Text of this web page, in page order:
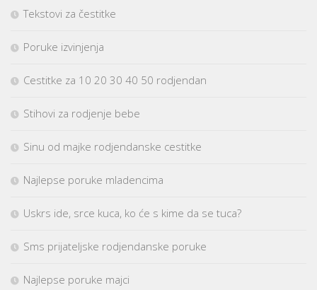
Tekstovi za čestitke
Poruke izvinjenja
Cestitke za 10 20 30 40 50 rodjendan
Stihovi za rodjenje bebe
Sinu od majke rodjendanske cestitke
Najlepse poruke mladencima
Uskrs ide, srce kuca, ko će s kime da se tuca?
Sms prijateljske rodjendanske poruke
Najlepse poruke majci